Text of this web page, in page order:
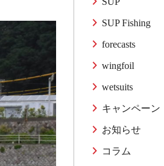
SUP Fishing
forecasts
wingfoil
wetsuits
キャンペーン
お知らせ
コラム